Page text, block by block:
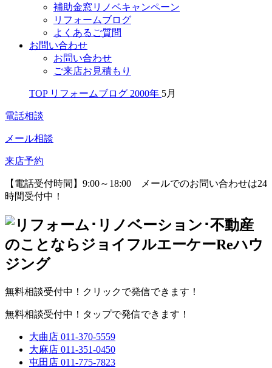
補助金窓リノベキャンペーン
リフォームブログ
よくあるご質問
お問い合わせ
お問い合わせ
ご来店お見積もり
TOP リフォームブログ 2000年 5月
電話相談
メール相談
来店予約
【電話受付時間】9:00～18:00
メールでのお問い合わせは24
時間受付中！
無料相談受付中！クリックで発信できます！
無料相談受付中！タップで発信できます！
大曲店 011-370-5559
大麻店 011-351-0450
屯田店 011-775-7823